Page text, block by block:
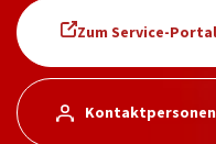
Zum Service-Portal
Kontaktpersonen